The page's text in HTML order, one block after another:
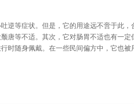
逆等症状。但是，它的用途远不啻于此
等不适。其次，它对肠胃不适也有一定
时随身佩戴。在一些民间偏方中，它也